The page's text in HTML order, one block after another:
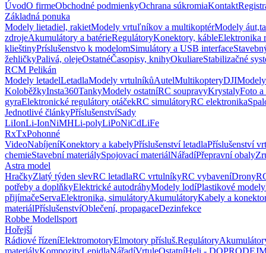
ÚvodO firmeObchodné podmienkyOchrana súkromiaKontakt
Základná ponuka
Modely lietadiel, rakietModely vrtuľníkov a multikoptérModely
zdrojeAkumulátory a batérieRegulátoryKonektory, kábleElektronika
klieštinyPríslušenstvo k modelomSimulátory a USB interface
žehličkyPalivá, olejeOstatnéČasopisy, knihyOkuliareStabilizačné
RCM Pelikán
Modely letadelLetadlaModely vrtulníkůAutelMultikopteryDJI
KoloběžkyInsta360TankyModely ostatníRC soupravyKrystalyFoto
gyraElektronické regulátory otáčekRC simulátoryRC elektronika
Jednotlivé článkyPříslušenstvíSady
LiIonLi-IonNiMHLi-polyLiPoNiCdLiFe
RxTxPohonné
VideoNabíjeníKonektory a kabelyPříslušenství letadlaPříslušenství
chemieStavební materiálySpojovací materiálNářadíPřepravní obaly
Astra model
HračkyZlatý týden slevRC letadlaRC vrtulníkyRC vybaveníDrony
potřeby a doplňkyElektrické autodráhyModely lodíPlastikové modely
přijímačeServaElektronika, simulátoryAkumulátoryKabely a
materiálPříslušenstvíOblečení, propagaceDezinfekce
Robbe Modellsport
Hořejší
Rádiové řízeníElektromotoryElmotory přísluš.Regulátory
materiályKompozityLepidlaNářadíVrtuleOstatníHeli - DOPRODEJ